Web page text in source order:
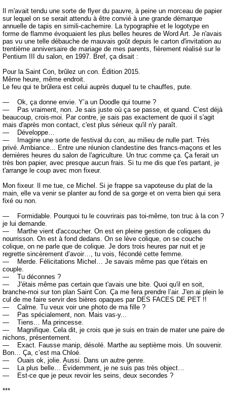
Il m'avait tendu une sorte de flyer du pauvre, à peine un morceau de papier
sur lequel on se serait attendu à être convié à une grande démarque
annuelle de tapis en simili-cachemire. La typographie et le logotype en
forme de flamme évoquaient les plus belles heures de Word Art. Je n'avais
pas vu une telle débauche de mauvais goût depuis le carton d'invitation au
trentième anniversaire de mariage de mes parents, fièrement réalisé sur le
Pentium III du salon, en 1997. Bref, ça disait :
Pour la Saint Con, brûlez un con. Édition 2015.
Même heure, même endroit.
Le feu qui te brûlera est celui auprès duquel tu te chauffes, pute.
— Ok, ça donne envie. Y’a un Doodle qui tourne ?
— Pas vraiment, non. Je sais juste où ça se passe, et quand. C’est déjà
beaucoup, crois-moi. Par contre, je sais pas exactement de quoi il s'agit
mais d'après mon contact, c'est plus sérieux qu'il n'y paraît.
— Développe…
— Imagine une sorte de festival du con, au milieu de nulle part. Très
privé. Ambiance... Entre une réunion clandestine des francs-maçons et les
dernières heures du salon de l'agriculture. Un truc comme ça. Ça ferait un
très bon papier, avec presque aucun frais. Si tu me dis que t'es partant, je
t'arrange le coup avec mon fixeur.
Mon fixeur. Il me tue, ce Michel. Si je frappe sa vapoteuse du plat de la
main, elle va venir se planter au fond de sa gorge et on verra bien qui sera
fixé ou non.
— Formidable. Pourquoi tu le couvrirais pas toi-même, ton truc à la con ?
je lui demande.
— Marthe vient d'accoucher. On est en pleine gestion de coliques du
nourrisson. On est à fond dedans. On se lève colique, on se couche
colique, on ne parle que de colique. Je dors trois heures par nuit et je
regrette sincèrement d’avoir…, tu vois, fécondé cette femme.
— Merde. Félicitations Michel… Je savais même pas que t'étais en
couple.
— Tu déconnes ?
— J'étais même pas certain que t'avais une bite. Quoi qu'il en soit,
branche-moi sur ton plan Saint Con. Ça me fera prendre l’air. J'en ai plein le
cul de me faire servir des bières opaques par DES FACES DE PET !!
— Calme. Tu veux voir une photo de ma fille ?
— Pas spécialement, non. Mais vas-y...
— Tiens… Ma princesse.
— Magnifique. Cela dit, je crois que je suis en train de mater une paire de
nichons, présentement.
— Exact. Fausse manip, désolé. Marthe au septième mois. Un souvenir.
Bon… Ça, c’est ma Chloé.
— Ouais ok, jolie. Aussi. Dans un autre genre.
— La plus belle… Évidemment, je ne suis pas très object…
— Est-ce que je peux revoir les seins, deux secondes ?
***